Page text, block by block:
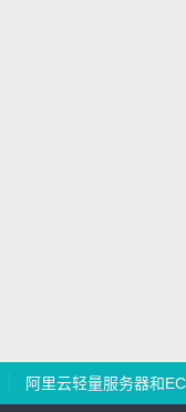
阿里云轻量服务器和